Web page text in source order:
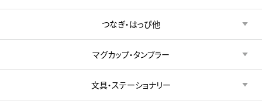
つなぎ・はっぴ他
マグカップ・タンブラー
文具・ステーショナリー